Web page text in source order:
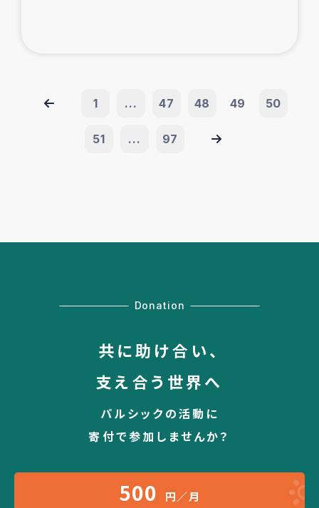
1 ... 47 48 49 50
51 ... 97
Donation
共に助け合い、
支え合う世界へ
パルシックの活動に
寄付で参加しませんか？
500 円／月